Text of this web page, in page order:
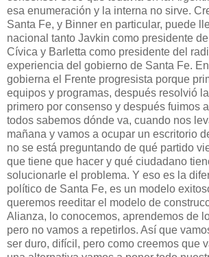
esa enumeración y la interna no sirve.
Santa Fe, y Binner en particular, puede
nacional tanto Javkin como presidente
Cívica y Barletta como presidente del
experiencia del gobierno de Santa Fe.
gobierna el Frente progresista porque
equipos y programas, después resolvió
primero por consenso y después fuimos
todos sabemos dónde va, cuando nos
mañana y vamos a ocupar un escritorio
no se está preguntando de qué partido
que tiene que hacer y qué ciudadano
solucionarle el problema. Y eso es la
político de Santa Fe, es un modelo
queremos reeditar el modelo de
Alianza, lo conocemos, aprendemos de
pero no vamos a repetirlos. Así que
ser duro, difícil, pero como creemos que